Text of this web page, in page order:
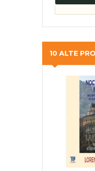
10 ALTE